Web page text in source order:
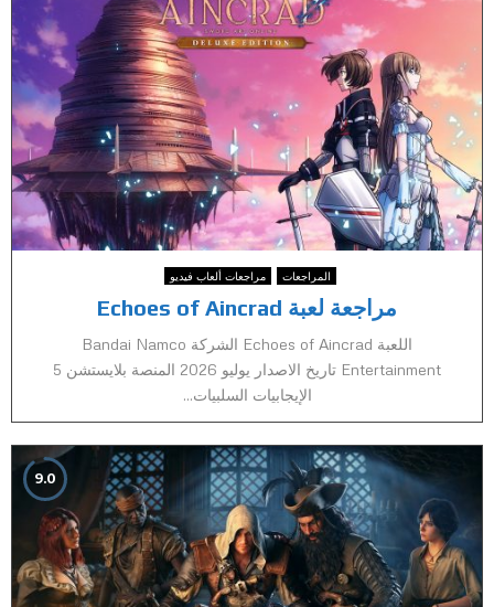
المراجعات مراجعات ألعاب فيديو
مراجعة لعبة Echoes of Aincrad
اللعبة Echoes of Aincrad الشركة Bandai Namco
Entertainment تاريخ الاصدار يوليو 2026 المنصة بلايستشن 5
الإيجابيات السلبيات...
9.0